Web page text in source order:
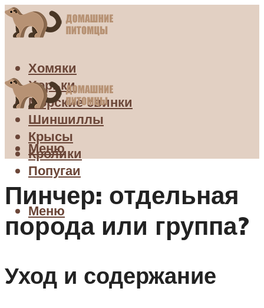
Хомяки
Хорьки
Морские свинки
Шиншиллы
Крысы
Кролики
Попугаи
Меню
Меню
Пинчер: отдельная
порода или группа?
Уход и содержание